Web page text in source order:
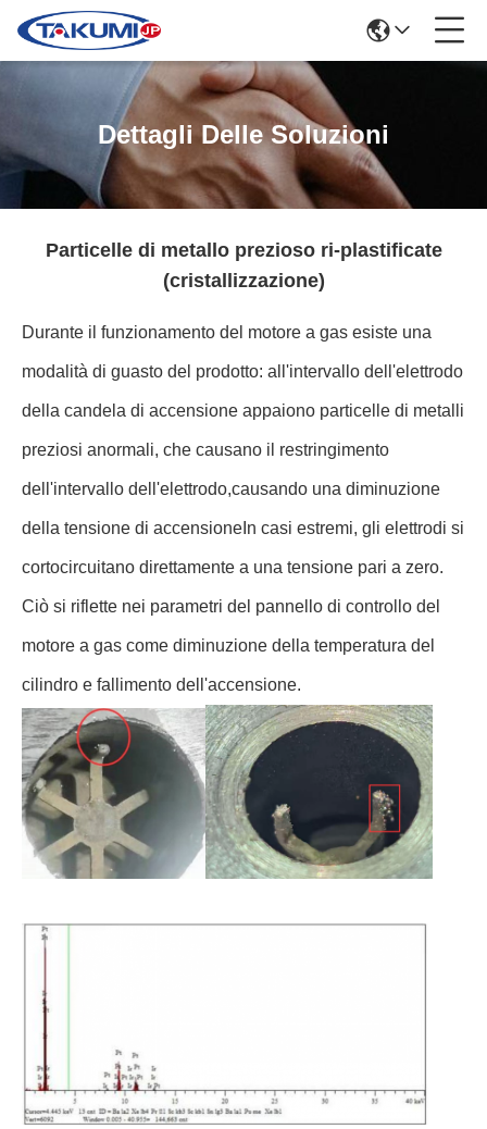
Dettagli Delle Soluzioni
Particelle di metallo prezioso ri-plastificate
(cristallizzazione)
Durante il funzionamento del motore a gas esiste una
modalità di guasto del prodotto: all'intervallo dell'elettrodo
della candela di accensione appaiono particelle di metalli
preziosi anormali, che causano il restringimento
dell'intervallo dell'elettrodo,causando una diminuzione
della tensione di accensioneIn casi estremi, gli elettrodi si
cortocircuitano direttamente a una tensione pari a zero.
Ciò si riflette nei parametri del pannello di controllo del
motore a gas come diminuzione della temperatura del
cilindro e fallimento dell'accensione.